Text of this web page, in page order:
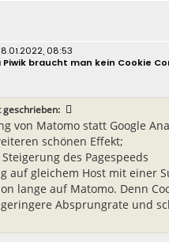
08:53
braucht man kein Cookie
von Matomo statt Google
schönen Effekt;
des Pagespeeds
auf gleichem Host mit einer
lange auf Matomo. Denn
Absprungrate und